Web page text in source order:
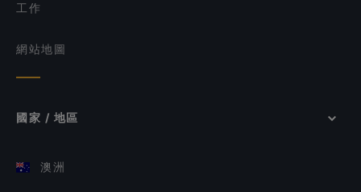
工作
網站地圖
國家 / 地區
澳洲